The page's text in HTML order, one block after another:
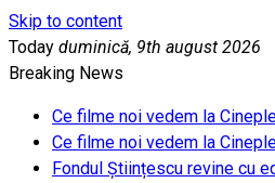
Skip to content
Today duminică, 9th august 2026
Breaking News
Ce filme noi vedem la
Ce filme noi vedem la
Fondul Științescu revine cu